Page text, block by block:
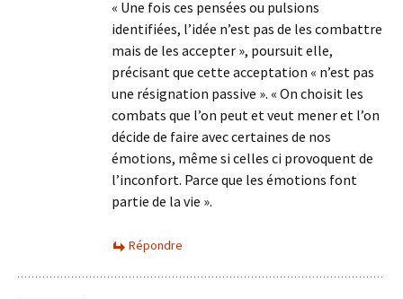
« Une fois ces pensées ou pulsions
identifiées, l’idée n’est pas de les combattre
mais de les accepter », poursuit elle,
précisant que cette acceptation « n’est pas
une résignation passive ». « On choisit les
combats que l’on peut et veut mener et l’on
décide de faire avec certaines de nos
émotions, même si celles ci provoquent de
l’inconfort. Parce que les émotions font
partie de la vie ».
Répondre